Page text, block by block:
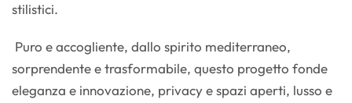
stilistici.
Puro e accogliente, dallo spirito mediterraneo,
sorprendente e trasformabile, questo progetto fonde
eleganza e innovazione, privacy e spazi aperti, lusso e